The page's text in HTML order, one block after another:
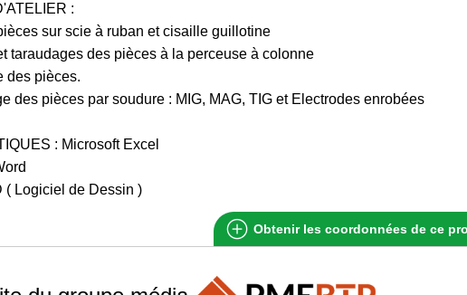
:
sur scie à ruban et cisaille guillotine
taraudages des pièces à la perceuse à colonne
des pièces.
des pièces par soudure : MIG, MAG, TIG et Electrodes enrobées
: Microsoft Excel
( Logiciel de Dessin )
Obtenir les coordonnées de ce